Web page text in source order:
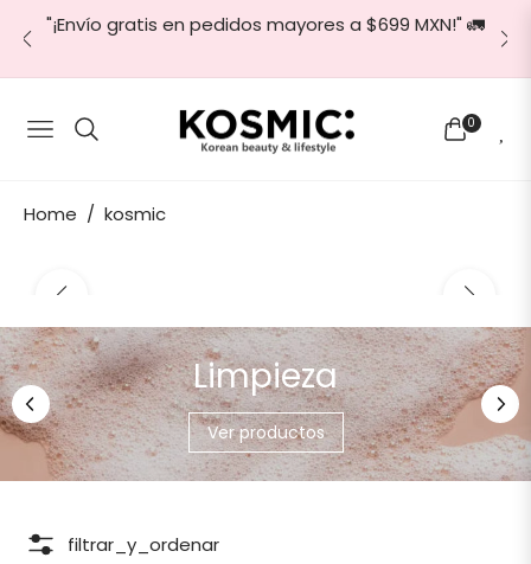
"¡Envío gratis en pedidos mayores a $699 MXN!" 🚛
Navigation Carrito
0
Home / kosmic
Promociones
Limpieza
Ver productos
filtrar_y_ordenar